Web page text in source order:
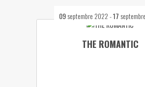
09septembre 2022-17
THE ROMANTIC